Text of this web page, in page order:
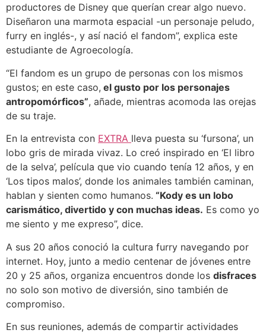
productores de Disney que querían crear algo nuevo.
Diseñaron una marmota espacial -un personaje peludo,
furry en inglés-, y así nació el fandom”, explica este
estudiante de Agroecología.
“El fandom es un grupo de personas con los mismos
gustos; en este caso, el gusto por los personajes
antropomórficos”, añade, mientras acomoda las orejas
de su traje.
En la entrevista con EXTRA lleva puesta su ‘fursona’, un
lobo gris de mirada vivaz. Lo creó inspirado en ‘El libro
de la selva’, película que vio cuando tenía 12 años, y en
‘Los tipos malos’, donde los animales también caminan,
hablan y sienten como humanos. “Kody es un lobo
carismático, divertido y con muchas ideas. Es como yo
me siento y me expreso”, dice.
A sus 20 años conoció la cultura furry navegando por
internet. Hoy, junto a medio centenar de jóvenes entre
20 y 25 años, organiza encuentros donde los disfraces
no solo son motivo de diversión, sino también de
compromiso.
En sus reuniones, además de compartir actividades